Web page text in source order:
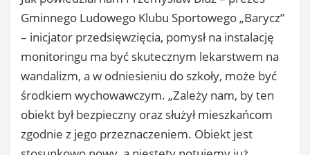
Gminnego Ludowego Klubu Sportowego „Barycz”
– inicjator przedsięwzięcia, pomysł na instalację
monitoringu ma być skutecznym lekarstwem na
wandalizm, a w odniesieniu do szkoły, może być
środkiem wychowawczym. „Zależy nam, by ten
obiekt był bezpieczny oraz służył mieszkańcom
zgodnie z jego przeznaczeniem. Obiekt jest